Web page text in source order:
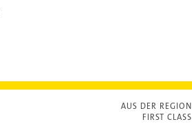
AUS DER REGION
FIRST CLASS